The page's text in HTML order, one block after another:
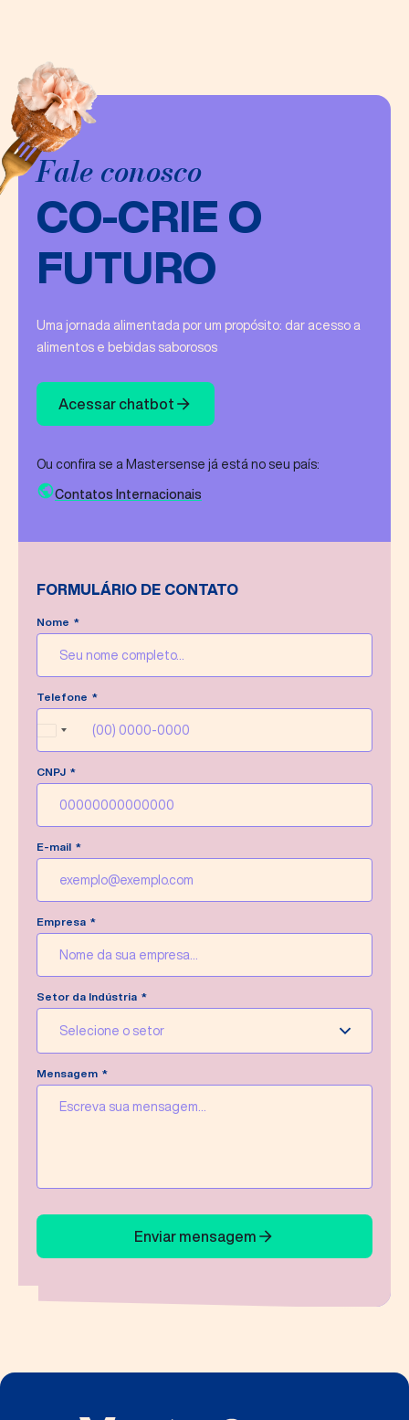
Fale conosco
CO-CRIE O
FUTURO
Uma jornada alimentada por um propósito​: dar acesso a
alimentos e bebidas saborosos
Acessar chatbot
Ou confira se a Mastersense já está no seu país:
Contatos Internacionais
FORMULÁRIO DE CONTATO
Nome
Telefone
Brazil
CNPJ
E-mail
Empresa
Setor da Indústria
Selecione o setor
Mensagem
Enviar mensagem
Mensagem enviada com sucesso!
Faremos o possível para responder sua
Escrever nova mensagem